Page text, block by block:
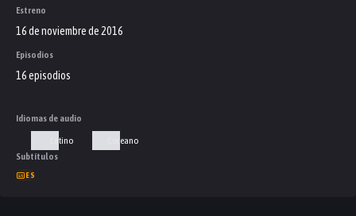
Estreno
16 de noviembre de 2016
Episodios
16 episodios
Idiomas de audio
Latino
Coreano
Subtítulos
ES